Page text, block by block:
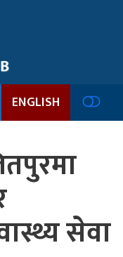
ENGLISH
सेवा